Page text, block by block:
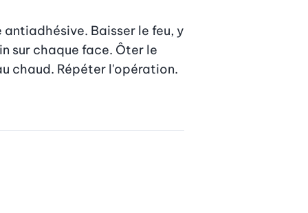
Baisser le feu, y
sur chaque face. Ôter le
chaud. Répéter l'opération.